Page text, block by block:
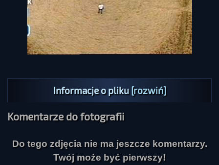
Informacje o pliku[rozwiń]
Komentarze do fotografii
Do tego zdjęcia nie ma jeszcze komentarzy.
Twój może być pierwszy!